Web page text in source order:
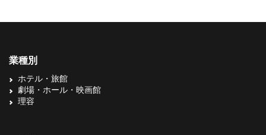
業種別
ホテル・旅館
劇場・ホール・映画館
理容